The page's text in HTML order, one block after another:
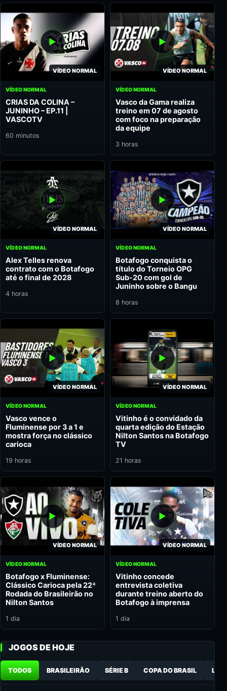
VÍDEO NORMAL
VÍDEO NORMAL
CRIAS DA COLINA –
JUNINHO – EP.11 |
VASCOTV
60 minutos
VÍDEO NORMAL
VÍDEO NORMAL
Vasco da Gama realiza
treino em 07 de agosto
com foco na preparação
da equipe
3 horas
VÍDEO NORMAL
VÍDEO NORMAL
Alex Telles renova
contrato com o Botafogo
até o final de 2028
4 horas
VÍDEO NORMAL
VÍDEO NORMAL
Botafogo conquista o
título do Torneio OPG
Sub-20 com gol de
Juninho sobre o Bangu
8 horas
VÍDEO NORMAL
VÍDEO NORMAL
Vasco vence o
Fluminense por 3 a 1 e
mostra força no clássico
carioca
19 horas
VÍDEO NORMAL
VÍDEO NORMAL
Vitinho é o convidado da
quarta edição do Estação
Nilton Santos na Botafogo
TV
21 horas
VÍDEO NORMAL
VÍDEO NORMAL
Botafogo x Fluminense:
Clássico Carioca pela 22ª
Rodada do Brasileirão no
Nilton Santos
1 dia
VÍDEO NORMAL
VÍDEO NORMAL
Vitinho concede
entrevista coletiva
durante treino aberto do
Botafogo à imprensa
1 dia
JOGOS DE HOJE
TODOS BRASILEIRÃO SÉRIE B COPA DO BRASIL